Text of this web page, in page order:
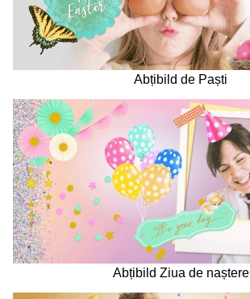
Abțibild de Paști
Abțibild Ziua de naștere